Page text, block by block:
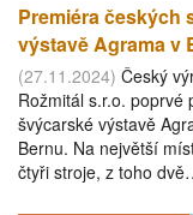
Premiéra českých
výstavě Agrama v
(27.11.2024) Český
Rožmitál s.r.o.
švýcarské výstavě
Bernu. Na největší
čtyři stroje, z toho